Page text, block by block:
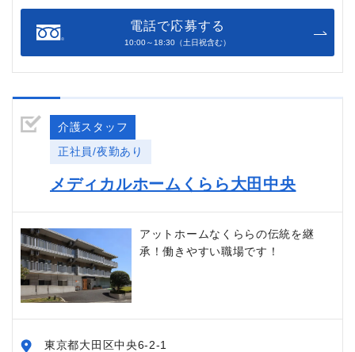
電話で応募する
10:00～18:30（土日祝含む）
介護スタッフ
正社員/夜勤あり
メディカルホームくらら大田中央
アットホームなくららの伝統を継
承！働きやすい職場です！
東京都大田区中央6-2-1